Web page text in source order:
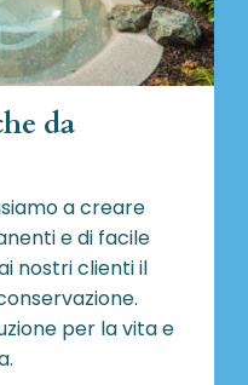
da
a creare
e di facile
nostri clienti il
per la vita e